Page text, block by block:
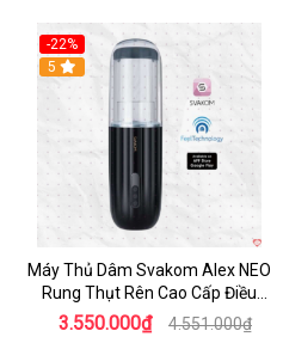
-22%
5
Máy Thủ Dâm Svakom Alex NEO
Rung Thụt Rên Cao Cấp Điều
Khiển App
3.550.000₫ 4.551.000₫